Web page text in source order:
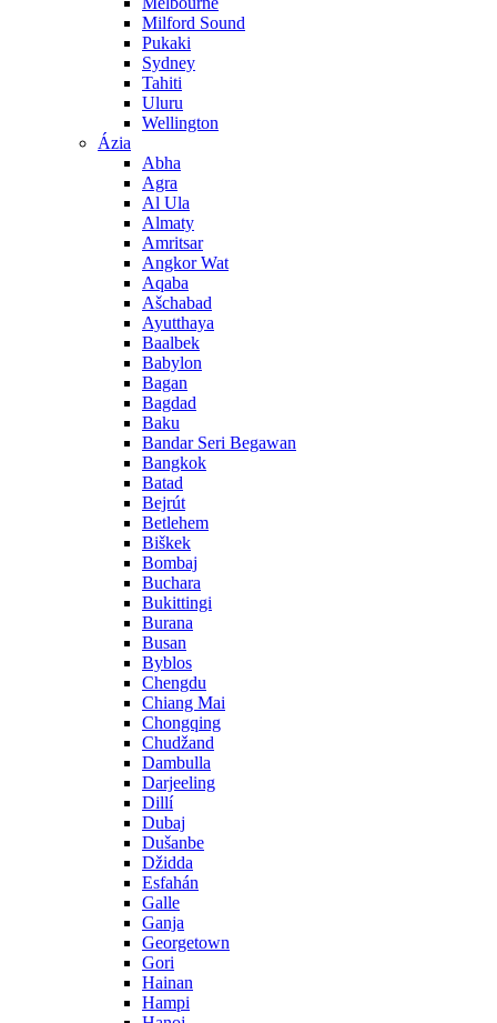
Milford Sound
Pukaki
Sydney
Tahiti
Uluru
Wellington
Ázia
Abha
Agra
Al Ula
Almaty
Amritsar
Angkor Wat
Aqaba
Ašchabad
Ayutthaya
Baalbek
Babylon
Bagan
Bagdad
Baku
Bandar Seri Begawan
Bangkok
Batad
Bejrút
Betlehem
Biškek
Bombaj
Buchara
Bukittingi
Burana
Busan
Byblos
Chengdu
Chiang Mai
Chongqing
Chudžand
Dambulla
Darjeeling
Dillí
Dubaj
Dušanbe
Džidda
Esfahán
Galle
Ganja
Georgetown
Gori
Hainan
Hampi